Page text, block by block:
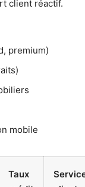
client réactif.
premium)
mobile
Taux